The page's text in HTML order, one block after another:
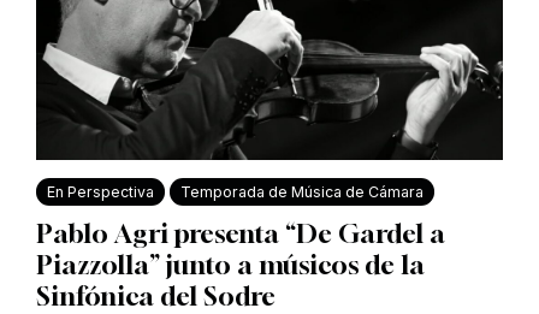
En Perspectiva Temporada de Música de Cámara
Pablo Agri presenta “De Gardel a
Piazzolla” junto a músicos de la
Sinfónica del Sodre